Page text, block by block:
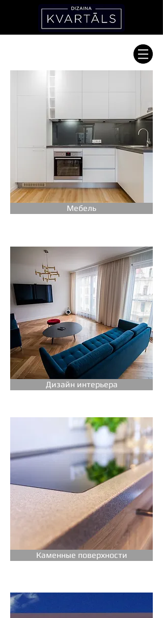
Мебель
Дизайн интерьера
Каменные поверхности